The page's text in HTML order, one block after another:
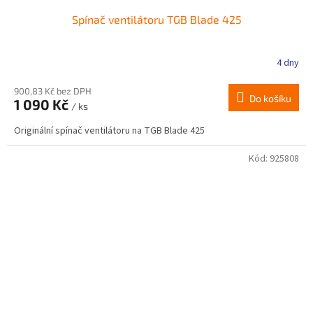
Spínač ventilátoru TGB Blade 425
4 dny
900,83 Kč bez DPH
1 090 Kč / ks
Do košíku
Originální spínač ventilátoru na TGB Blade 425
Kód: 925808